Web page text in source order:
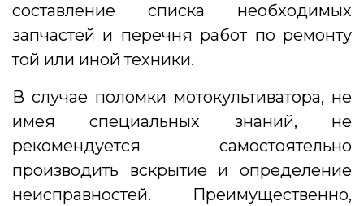
составление списка необходимых
запчастей и перечня работ по ремонту
той или иной техники.
В случае поломки мотокультиватора, не
имея специальных знаний, не
рекомендуется самостоятельно
производить вскрытие и определение
неисправностей. Преимущественно,